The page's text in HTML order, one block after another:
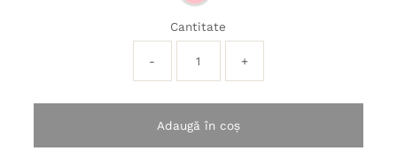
Cantitate
- +
Adaugă în coș